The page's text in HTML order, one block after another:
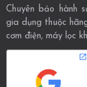
Chuyên bảo hành
gia dụng thuộc
cơm điện, máy lọc